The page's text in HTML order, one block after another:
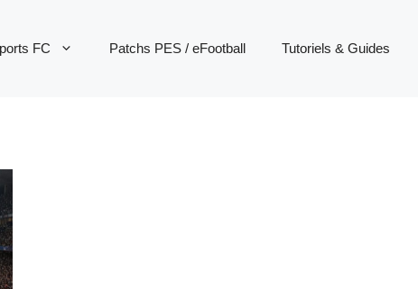
FC Patchs PES / eFootball Tutoriels & Guides